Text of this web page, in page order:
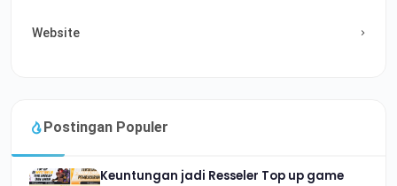
Website
Postingan Populer
Keuntungan jadi Resseler Top up game